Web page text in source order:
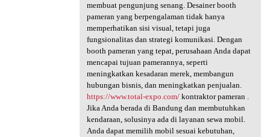
membuat pengunjung senang. Desainer booth
pameran yang berpengalaman tidak hanya
memperhatikan sisi visual, tetapi juga
fungsionalitas dan strategi komunikasi. Dengan
booth pameran yang tepat, perusahaan Anda dapat
mencapai tujuan pamerannya, seperti
meningkatkan kesadaran merek, membangun
hubungan bisnis, dan meningkatkan penjualan.
https://www.total-expo.com/kontraktor pameran .
Jika Anda berada di Bandung dan membutuhkan
kendaraan, solusinya ada di layanan sewa mobil.
Anda dapat memilih mobil sesuai kebutuhan,